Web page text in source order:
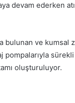
devam ederken
bulunan ve kumsal
oluşturuluyor.